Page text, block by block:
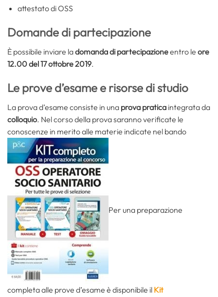
attestato di OSS
Domande di partecipazione
È possibile inviare ladomanda di partecipazioneentro le ore
12.00 del 17 ottobre 2019.
Le prove d’esame e risorse di studio
La prova d’esame consiste in una prova pratica integrata da
colloquio. Nel corso della prova saranno verificate le
conoscenze in merito alle materie indicate nel bando
Per una preparazione
completa alle prove d’esame è disponibile il Kit